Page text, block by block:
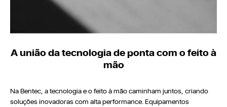
A união da tecnologia de ponta com o feito à
mão
Na Bentec, a tecnologia e o feito à mão caminham juntos, criando
soluções inovadoras com alta performance. Equipamentos